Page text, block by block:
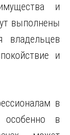
и
выполнены
владельцев
и
в
особенно в